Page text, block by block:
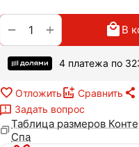
+
− В
4 платежа по
Отложить Сравнить
Задать вопрос
Таблица размеров Конте
Спа